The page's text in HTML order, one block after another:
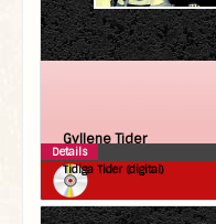
Gyllene Tider
Tidiga Tider (digital)
Details